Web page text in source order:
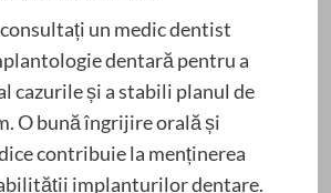
un medic dentist
dentară pentru a
cazurile și a stabili planul de
O bună îngrijire orală și
contribuie la menținerea
implanturilor dentare.